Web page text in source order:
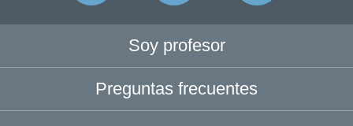
Soy profesor
Preguntas frecuentes